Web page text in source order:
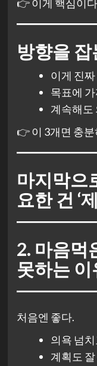
👉 이게 핵심이
방향을 잡
이게 진
목표에
계속해도
👉 이 3개면 충분
마지막으
요한 건 ‘
2. 마음먹
못하는 이
처음엔 좋다.
의욕 넘치
계획도